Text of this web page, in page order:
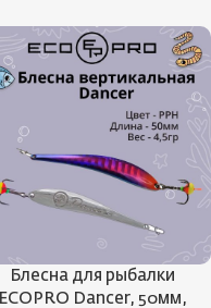
Блесна для рыбалки
ECOPRO Dancer, 50мм,